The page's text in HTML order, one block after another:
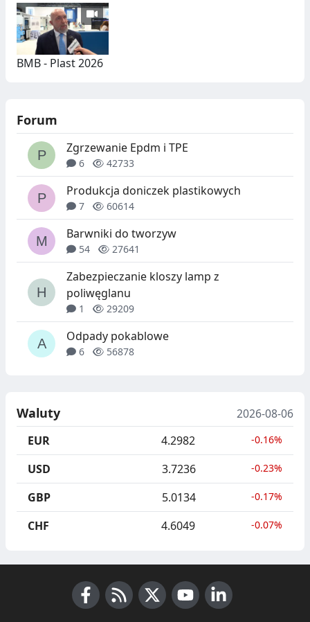
BMB - Plast 2026
Forum
Zgrzewanie Epdm i TPE
6 42733
Produkcja doniczek plastikowych
7 60614
Barwniki do tworzyw
54 27641
Zabezpieczanie kloszy lamp z
poliwęglanu
1 29209
Odpady pokablowe
6 56878
Waluty
2026-08-06
EUR
4.2982 -0.16%
USD 3.7236 -0.23%
GBP 5.0134 -0.17%
CHF 4.6049 -0.07%